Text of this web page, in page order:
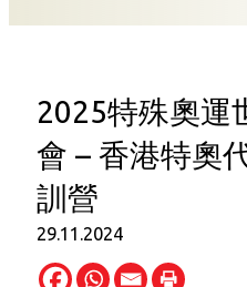
2025特殊奧運
會 – 香港特奧
訓營
29.11.2024